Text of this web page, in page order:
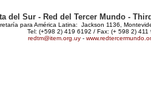
del Sur - Red del Tercer Mundo -
para América Latina: Jackson 1136,
Tel: (+598 2) 419 6192 / Fax: (+ 598 2) 411
redtm@item.org.uy -